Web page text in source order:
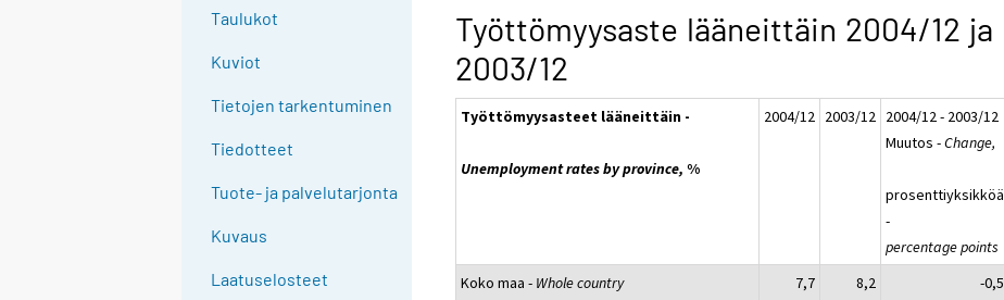
Taulukot
Kuviot
Tietojen tarkentuminen
Tiedotteet
Tuote- ja palvelutarjonta
Kuvaus
Laatuselosteet
Työttömyysaste lääneittäin 2004/12 ja
2003/12
Työttömyysasteet lääneittäin -
Unemployment rates by province, %
2004/12 2003/12 2004/12 - 2003/12
Muutos -Change,
prosenttiyksikköä
-
percentage points
Koko maa - Whole country 7,7 8,2
-0,5